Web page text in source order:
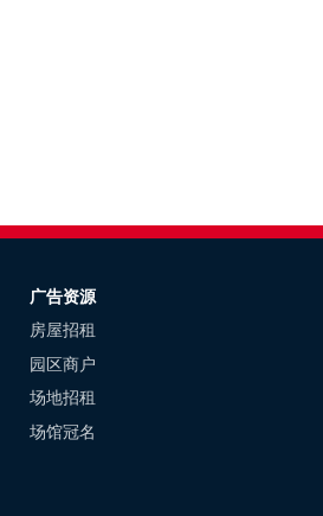
广告资源
房屋招租
园区商户
场地招租
场馆冠名